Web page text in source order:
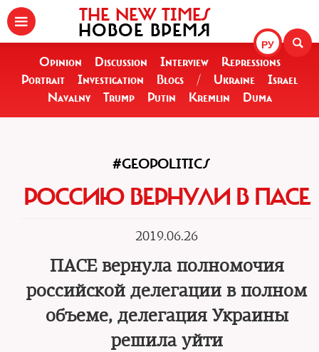
РУ
THE NEW TIMES
НОВОЕ ВРЕМЯ
Opinion Discussion Interview
Repressions
Portrait
Investigation Blogs / Ukraine
Israel
Navalny
Trump Putin Kremlin Duma
#GEOPOLITICS
РОССИЮ ВЕРНУЛИ В ПАСЕ
2019.06.26
ПАСЕ вернула полномочия
российской делегации в полном
объеме, делегация Украины
решила уйти